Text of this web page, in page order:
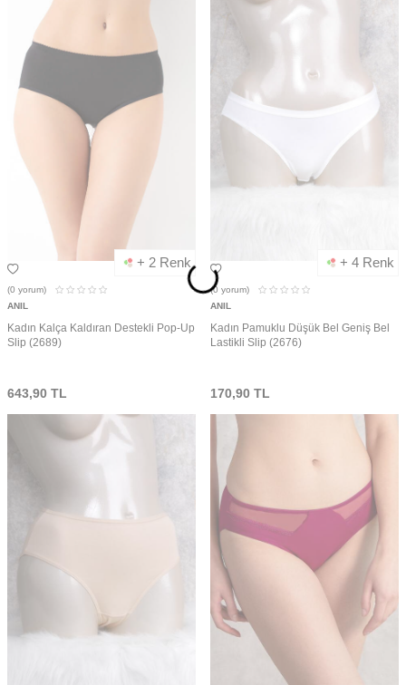
+ 2 Renk
(0 yorum)
ANIL
Kadın Kalça Kaldıran Destekli Pop-Up
Slip (2689)
643,90 TL
+ 4 Renk
(0 yorum)
ANIL
Kadın Pamuklu Düşük Bel Geniş Bel
Lastikli Slip (2676)
170,90 TL